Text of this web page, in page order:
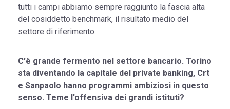
tutti i campi abbiamo sempre raggiunto la fascia alta
del cosiddetto benchmark, il risultato medio del
settore di riferimento.
C'è grande fermento nel settore bancario. Torino
sta diventando la capitale del private banking, Crt
e Sanpaolo hanno programmi ambiziosi in questo
senso. Teme l'offensiva dei grandi istituti?